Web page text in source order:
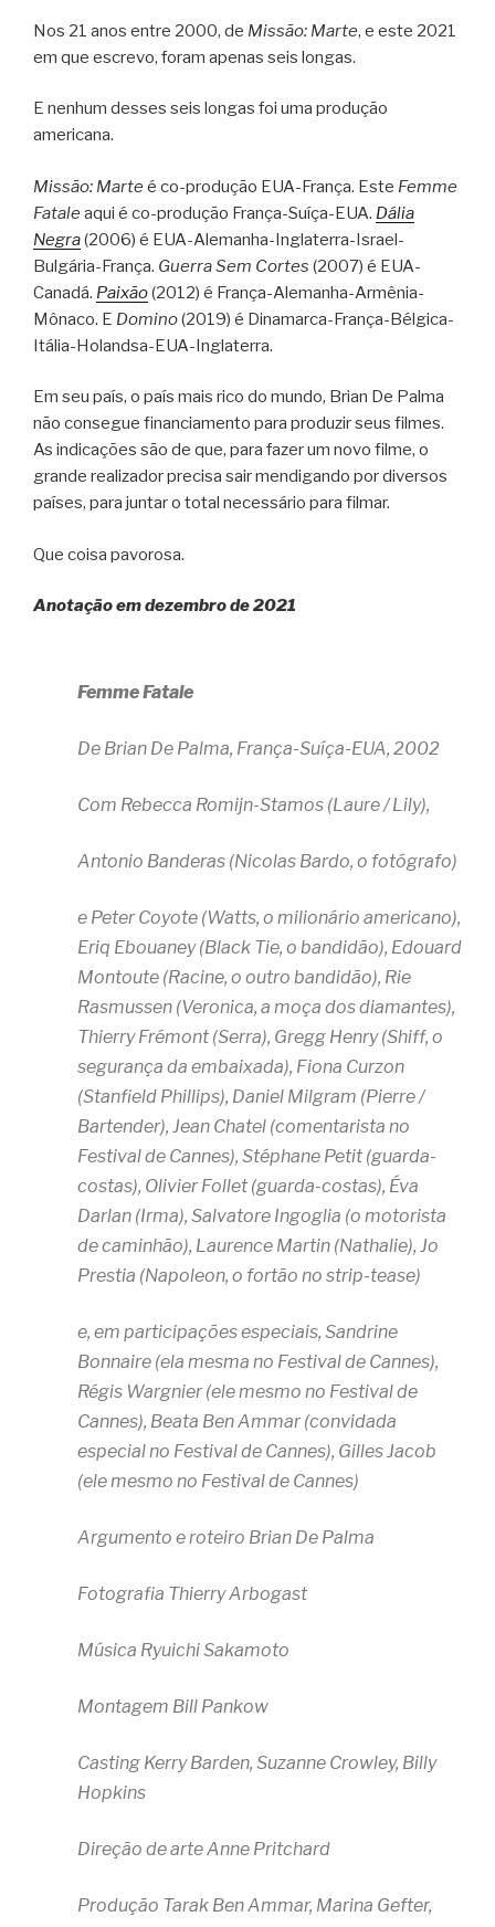
Nos 21 anos entre 2000, de Missão: Marte, e este 2021
em que escrevo, foram apenas seis longas.
E nenhum desses seis longas foi uma produção
americana.
Missão: Marte é co-produção EUA-França. Este Femme
Fatale aqui é co-produção França-Suíça-EUA. Dália
Negra(2006) é EUA-Alemanha-Inglaterra-Israel-
Bulgária-França. Guerra Sem Cortes (2007) é EUA-
Canadá. Paixão(2012) é França-Alemanha-Armênia-
Mônaco. E Domino(2019) é Dinamarca-França-Bélgica-
Itália-Holandsa-EUA-Inglaterra.
Em seu país, o país mais rico do mundo, Brian De Palma
não consegue financiamento para produzir seus filmes.
As indicações são de que, para fazer um novo filme, o
grande realizador precisa sair mendigando por diversos
países, para juntar o total necessário para filmar.
Que coisa pavorosa.
Anotação em dezembro de 2021
Femme Fatale
De Brian De Palma, França-Suíça-EUA, 2002
Com Rebecca Romijn-Stamos (Laure / Lily),
Antonio Banderas (Nicolas Bardo, o fotógrafo)
e Peter Coyote (Watts, o milionário americano),
Eriq Ebouaney (Black Tie, o bandidão), Edouard
Montoute (Racine, o outro bandidão), Rie
Rasmussen (Veronica, a moça dos diamantes),
Thierry Frémont (Serra), Gregg Henry (Shiff, o
segurança da embaixada), Fiona Curzon
(Stanfield Phillips), Daniel Milgram (Pierre /
Bartender), Jean Chatel (comentarista no
Festival de Cannes), Stéphane Petit (guarda-
costas), Olivier Follet (guarda-costas), Éva
Darlan (Irma), Salvatore Ingoglia (o motorista
de caminhão), Laurence Martin (Nathalie), Jo
Prestia (Napoleon, o fortão no strip-tease)
e, em participações especiais, Sandrine
Bonnaire (ela mesma no Festival de Cannes),
Régis Wargnier (ele mesmo no Festival de
Cannes), Beata Ben Ammar (convidada
especial no Festival de Cannes), Gilles Jacob
(ele mesmo no Festival de Cannes)
Argumento e roteiro Brian De Palma
Fotografia Thierry Arbogast
Música Ryuichi Sakamoto
Montagem Bill Pankow
Casting Kerry Barden, Suzanne Crowley, Billy
Hopkins
Direção de arte Anne Pritchard
Produção Tarak Ben Ammar, Marina Gefter,